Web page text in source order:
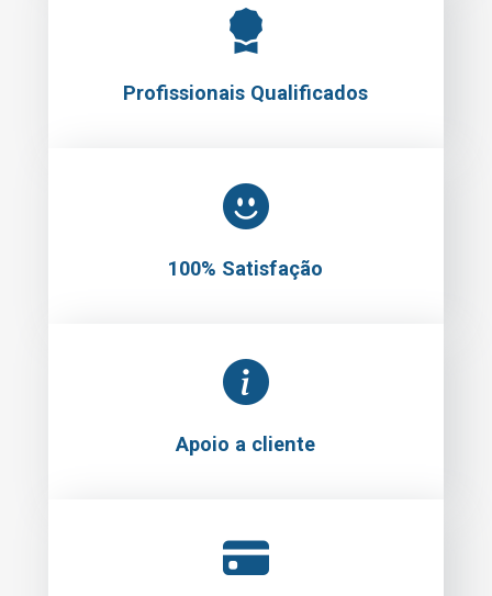
Profissionais Qualificados
100% Satisfação
Apoio a cliente